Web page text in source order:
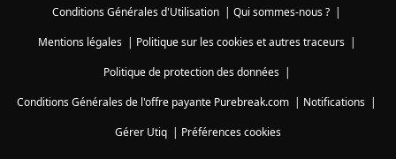
Conditions Générales d'Utilisation | Qui sommes-nous ? |
Mentions légales| Politique sur les cookies et autres traceurs|
Politique de protection des données|
Conditions Générales de l'offre payante Purebreak.com | Notifications |
Gérer Utiq | Préférences cookies